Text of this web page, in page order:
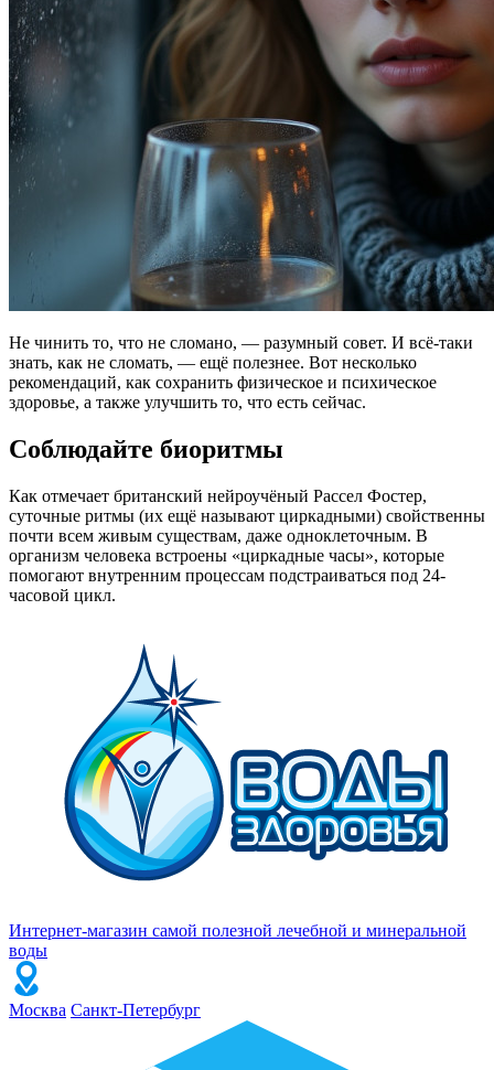
Не чинить то, что не сломано, — разумный совет. И всё-таки
знать, как не сломать, — ещё полезнее. Вот несколько
рекомендаций, как сохранить физическое и психическое
здоровье, а также улучшить то, что есть сейчас.
Соблюдайте биоритмы
Как отмечает британский нейроучёный Рассел Фостер,
суточные ритмы (их ещё называют циркадными) свойственны
почти всем живым существам, даже одноклеточным. В
организм человека встроены «циркадные часы», которые
помогают внутренним процессам подстраиваться под 24-
часовой цикл.
Интернет-магазин самой полезной лечебной и минеральной
воды
Москва Санкт-Петербург